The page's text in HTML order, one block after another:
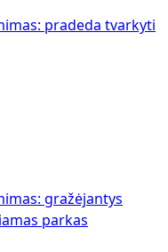
pradeda tvarkyti
gražėjantys
parkas